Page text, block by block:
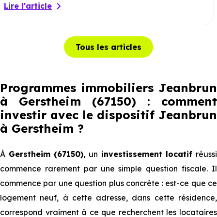
Lire l'article
Tous les articles
Programmes immobiliers Jeanbrun
à Gerstheim (67150) : comment
investir avec le dispositif Jeanbrun
à Gerstheim ?
À Gerstheim (67150), un investissement locatif réussi
commence rarement par une simple question fiscale. Il
commence par une question plus concrète : est-ce que ce
logement neuf, à cette adresse, dans cette résidence,
correspond vraiment à ce que recherchent les locataires